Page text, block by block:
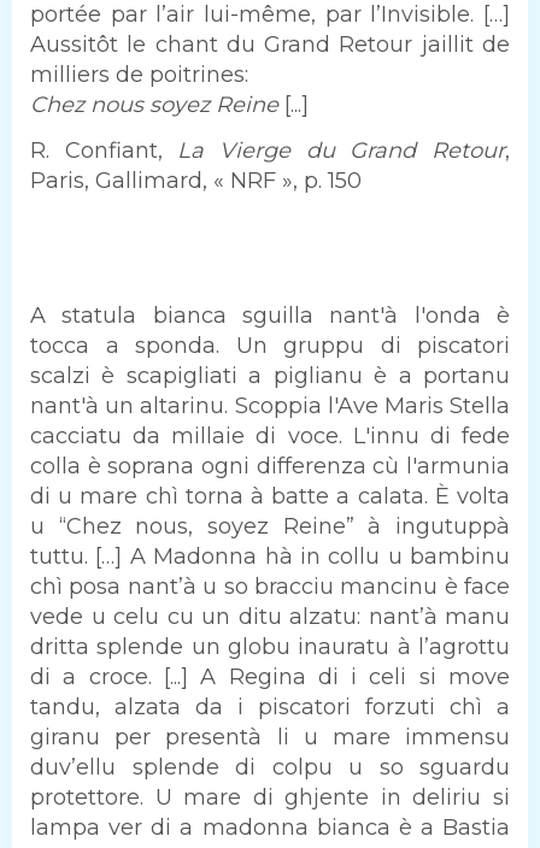
portée par l’air lui-même, par l’Invisible. […]
Aussitôt le chant du Grand Retour jaillit de
milliers de poitrines:
Chez nous soyez Reine [...]
R. Confiant, La Vierge du Grand Retour,
Paris, Gallimard, « NRF », p. 150
A statula bianca sguilla nant'à l'onda è
tocca a sponda. Un gruppu di piscatori
scalzi è scapigliati a piglianu è a portanu
nant'à un altarinu. Scoppia l'Ave Maris Stella
cacciatu da millaie di voce. L'innu di fede
colla è soprana ogni differenza cù l'armunia
di u mare chì torna à batte a calata. È volta
u “Chez nous, soyez Reine” à ingutuppà
tuttu. […] A Madonna hà in collu u bambinu
chì posa nant’à u so bracciu mancinu è face
vede u celu cu un ditu alzatu: nant’à manu
dritta splende un globu inauratu à l’agrottu
di a croce. [...] A Regina di i celi si move
tandu, alzata da i piscatori forzuti chì a
giranu per presentà li u mare immensu
duv’ellu splende di colpu u so sguardu
protettore. U mare di ghjente in deliriu si
lampa ver di a madonna bianca è a Bastia